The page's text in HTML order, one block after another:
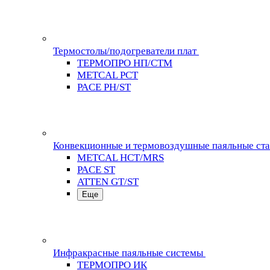
Термостолы/подогреватели плат
ТЕРМОПРО НП/СТМ
METCAL PCT
PACE PH/ST
Конвекционные и термовоздушные паяльные
METCAL HCT/MRS
PACE ST
ATTEN GT/ST
Еще
Инфракрасные паяльные системы
ТЕРМОПРО ИК